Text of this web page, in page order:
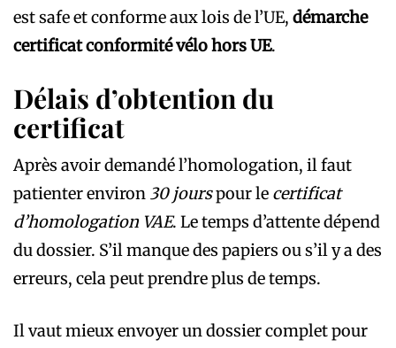
est safe et conforme aux lois de l’UE, démarche
certificat conformité vélo hors UE.
Délais d’obtention du
certificat
Après avoir demandé l’homologation, il faut
patienter environ 30 jourspour le certificat
d’homologation VAE. Le temps d’attente dépend
du dossier. S’il manque des papiers ou s’il y a des
erreurs, cela peut prendre plus de temps.
Il vaut mieux envoyer un dossier complet pour